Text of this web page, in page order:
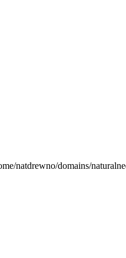
natdrewno/domains/